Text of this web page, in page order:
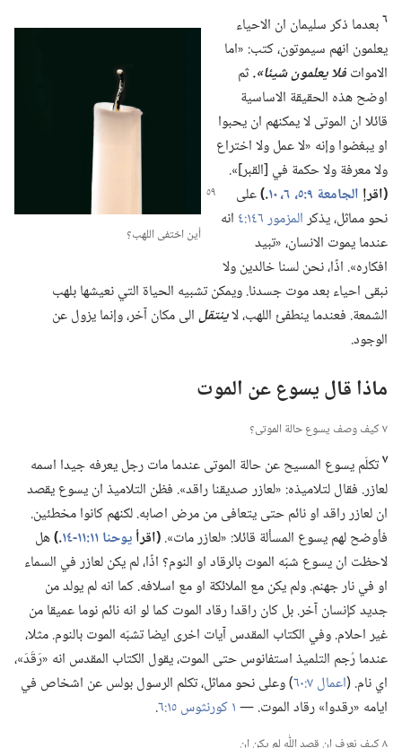
أين اختفى اللهب؟‏
٦بعدما ذكر سليمان ان الاحياء
يعلمون انهم سيموتون،‏ كتب:‏ «اما
الامواتفلا يعلمون شيئا».‏ثم
اوضح هذه الحقيقة الاساسية
قائلا ان الموتى لا يمكنهم ان يحبوا
او يبغضوا وإنه «لا عمل ولا اختراع
ولا معرفة ولا حكمة في [القبر]».‏
‏(‏اقرإ الجامعة ٩:‏٥،‏ ٦،‏ ١٠‏.‏)‏على
نحو مماثل،‏ يذكرالمزمور ١٤٦:‏٤
انه
عندما يموت الانسان،‏ «تبيد
افكاره».‏ اذًا،‏ نحن لسنا خالدين ولا
نبقى احياء بعد موت جسدنا.‏ ويمكن تشبيه الحياة التي نعيشها بلهب
الشمعة.‏ فعندما ينطفئ اللهب،‏ لاينتقلالى مكان آخر،‏ وإنما يزول عن
الوجود.‏
ماذا قال يسوع عن الموت
٧ كيف وصف يسوع حالة الموتى؟‏
٧تكلّم يسوع المسيح عن حالة الموتى عندما مات رجل يعرفه جيدا اسمه
لعازر.‏ فقال لتلاميذه:‏ «لعازر صديقنا راقد».‏ فظن التلاميذ ان يسوع يقصد
ان لعازر راقد او نائم حتى يتعافى من مرض اصابه.‏ لكنهم كانوا مخطئين.‏
فأوضح لهم يسوع المسألة قائلا:‏ «لعازر مات».‏‏(‏اقرأيوحنا ١١:‏١١-‏١٤ ‏.‏)‏هل
لاحظت ان يسوع شبّه الموت بالرقاد او النوم؟‏ اذًا،‏ لم يكن لعازر في السماء
او في نار جهنم.‏ ولم يكن مع الملائكة او مع اسلافه.‏ كما انه لم يولد من
جديد كإنسان آخر.‏ بل كان راقدا رقاد الموت كما لو انه نائم نوما عميقا من
غير احلام.‏ وفي الكتاب المقدس آيات اخرى ايضا تشبّه الموت بالنوم.‏ مثلا،‏
عندما رُجم التلميذ استفانوس حتى الموت،‏ يقول الكتاب المقدس انه «رَقَدَ»،‏
اي نام.‏ (‏اعمال ٧:‏٦٠
‏)‏ وعلى نحو مماثل،‏ تكلم الرسول بولس عن اشخاص في
ايامه «رقدوا» رقاد الموت.‏ —‏١ كورنثوس ١٥:‏٦ ‏.‏